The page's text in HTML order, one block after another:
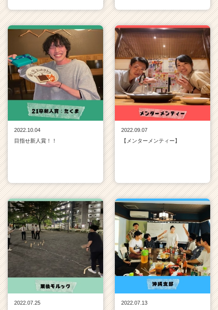
2022.10.04
目指せ新人賞！！
2022.09.07
【メンターメンティー】
2022.07.25
2022.07.13